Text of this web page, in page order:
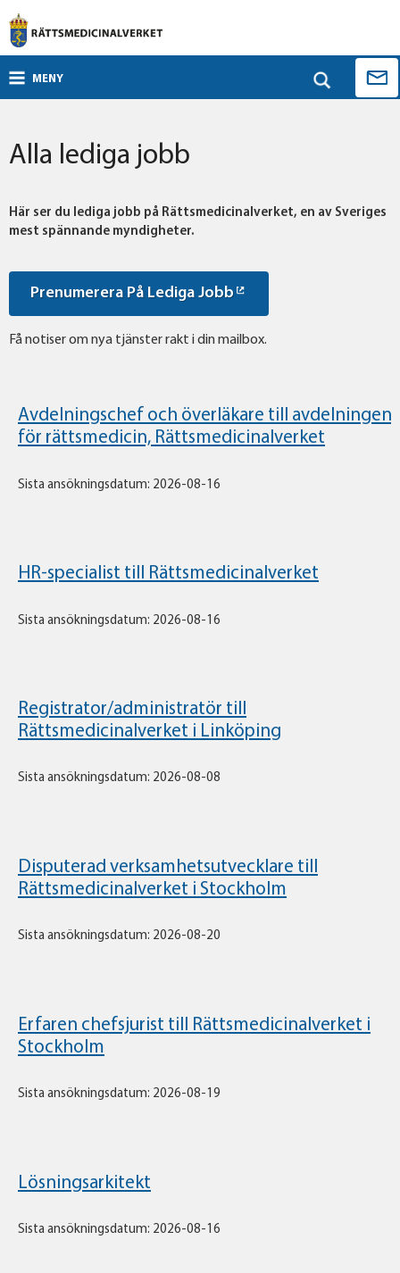
MENY
Alla lediga jobb
Här ser du lediga jobb på Rättsmedicinalverket, en av Sveriges
mest spännande myndigheter.
Prenumerera På Lediga Jobb
Få notiser om nya tjänster rakt i din mailbox.
Avdelningschef och överläkare till avdelningen
för rättsmedicin, Rättsmedicinalverket
Sista ansökningsdatum: 2026-08-16
HR-specialist till Rättsmedicinalverket
Sista ansökningsdatum: 2026-08-16
Registrator/administratör till
Rättsmedicinalverket i Linköping
Sista ansökningsdatum: 2026-08-08
Disputerad verksamhetsutvecklare till
Rättsmedicinalverket i Stockholm
Sista ansökningsdatum: 2026-08-20
Erfaren chefsjurist till Rättsmedicinalverket i
Stockholm
Sista ansökningsdatum: 2026-08-19
Lösningsarkitekt
Sista ansökningsdatum: 2026-08-16